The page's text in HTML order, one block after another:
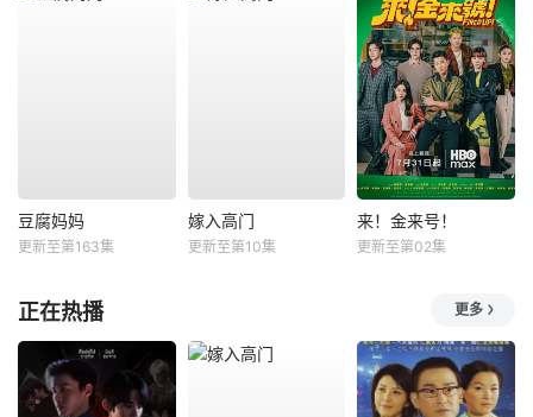
豆腐妈妈
更新至第163集
嫁入高门
更新至第10集
来！金来号！
更新至第02集
正在热播 更多